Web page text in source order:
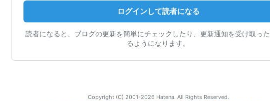
ログインして読者になる
読者になると、ブログの更新を簡単にチェックしたり、更新通知を受け取っ
るようになります。
Copyright (C) 2001-2026 Hatena. All Rights Reserved.